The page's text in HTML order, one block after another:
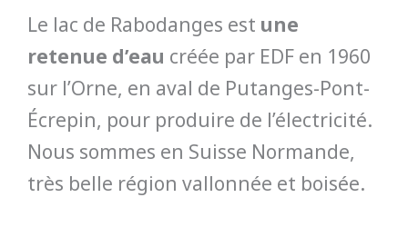
Le lac de Rabodanges est une
retenue d’eau créée par EDF en 1960
sur l’Orne, en aval de Putanges-Pont-
Écrepin, pour produire de l’électricité.
Nous sommes en Suisse Normande,
très belle région vallonnée et boisée.